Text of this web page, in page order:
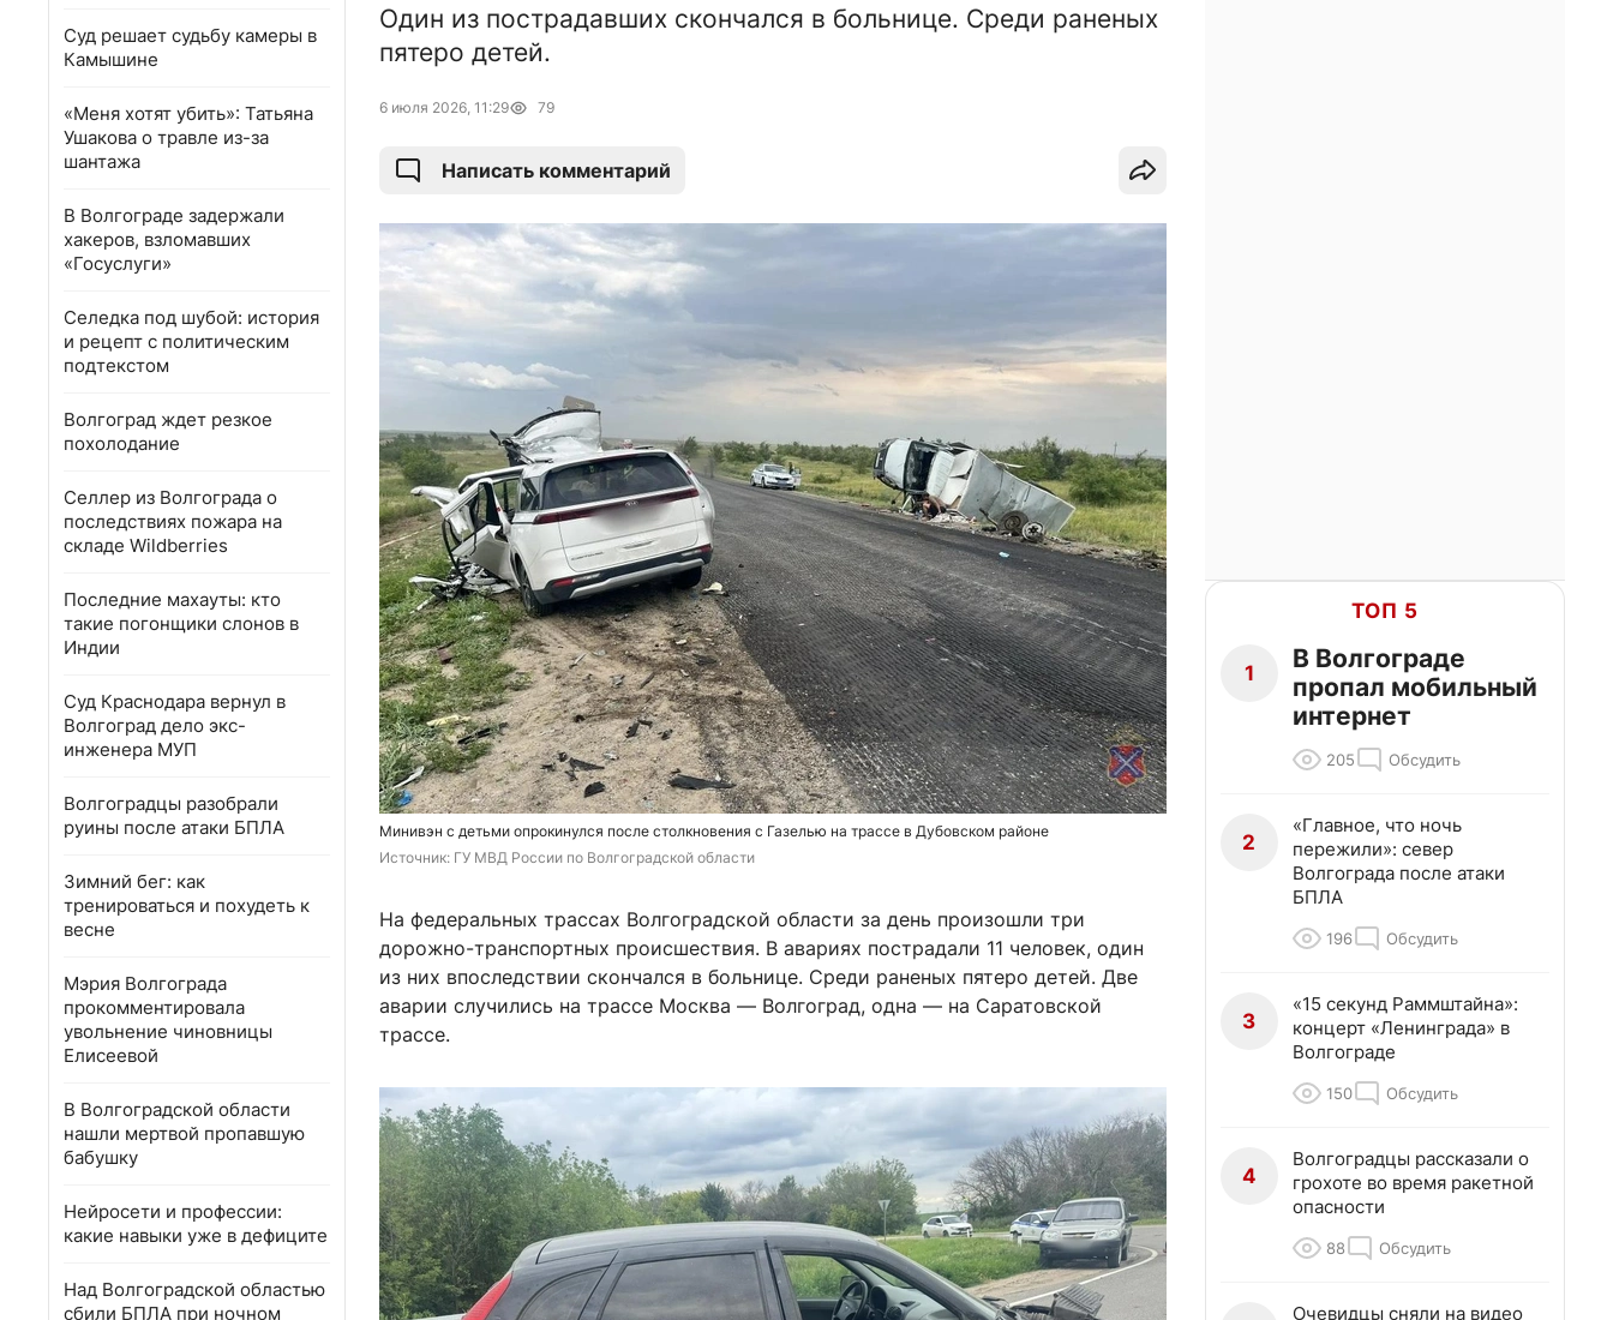
Суд решает судьбу камеры в
Камышине
«Меня хотят убить»: Татьяна
Ушакова о травле из-за
шантажа
В Волгограде задержали
хакеров, взломавших
«Госуслуги»
Селедка под шубой: история
и рецепт с политическим
подтекстом
Волгоград ждет резкое
похолодание
Селлер из Волгограда о
последствиях пожара на
складе Wildberries
Последние махауты: кто
такие погонщики слонов в
Индии
Суд Краснодара вернул в
Волгоград дело экс-
инженера МУП
Волгоградцы разобрали
руины после атаки БПЛА
Зимний бег: как
тренироваться и похудеть к
весне
Мэрия Волгограда
прокомментировала
увольнение чиновницы
Елисеевой
В Волгоградской области
нашли мертвой пропавшую
бабушку
Нейросети и профессии:
какие навыки уже в дефиците
Над Волгоградской областью
сбили БПЛА при ночном
Один из пострадавших скончался в больнице. Среди раненых
пятеро детей.
6 июля 2026, 11:29 79
Написать комментарий
Минивэн с детьми опрокинулся после столкновения с Газелью на трассе в Дубовском районе
Источник: ГУ МВД России по Волгоградской области
На федеральных трассах Волгоградской области за день произошли три
дорожно-транспортных происшествия. В авариях пострадали 11 человек, один
из них впоследствии скончался в больнице. Среди раненых пятеро детей. Две
аварии случились на трассе Москва — Волгоград, одна — на Саратовской
трассе.
ТОП 5
1
В Волгограде
пропал мобильный
интернет
205 Обсудить
2
«Главное, что ночь
пережили»: север
Волгограда после атаки
БПЛА
196 Обсудить
3
«15 секунд Раммштайна»:
концерт «Ленинграда» в
Волгограде
150 Обсудить
4
Волгоградцы рассказали о
грохоте во время ракетной
опасности
88 Обсудить
Очевидцы сняли на видео